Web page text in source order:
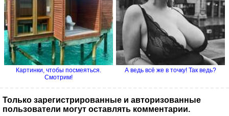
Картинки, чтобы посмеяться.
Смотрим!
А ведь всё же в точку! Так ведь?
Только зарегистрированные и авторизованные
пользователи могут оставлять комментарии.